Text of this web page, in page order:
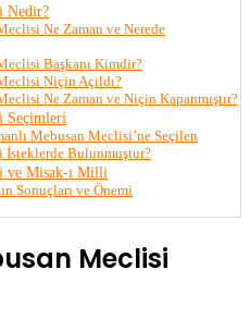
Nedir?
Ne Zaman ve Nerede
Başkanı Kimdir?
Niçin Açıldı?
Ne Zaman ve Niçin Kapanmıştır?
Seçimleri
Mebusan Meclisi’ne Seçilen
Bulunmuştur?
ve Misak-ı Milli
Sonuçları ve Önemi
Meclisi